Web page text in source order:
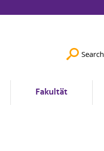
Search
Fakultät